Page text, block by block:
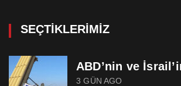
SEÇTIKLERIMIZ
ABD’nin ve
3 GÜN AGO